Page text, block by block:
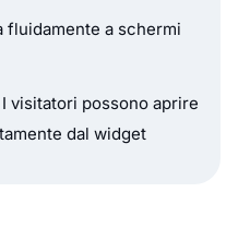
fluidamente a schermi
visitatori possono aprire
dal widget